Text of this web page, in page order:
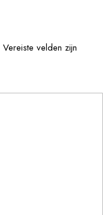
Vereiste velden zijn